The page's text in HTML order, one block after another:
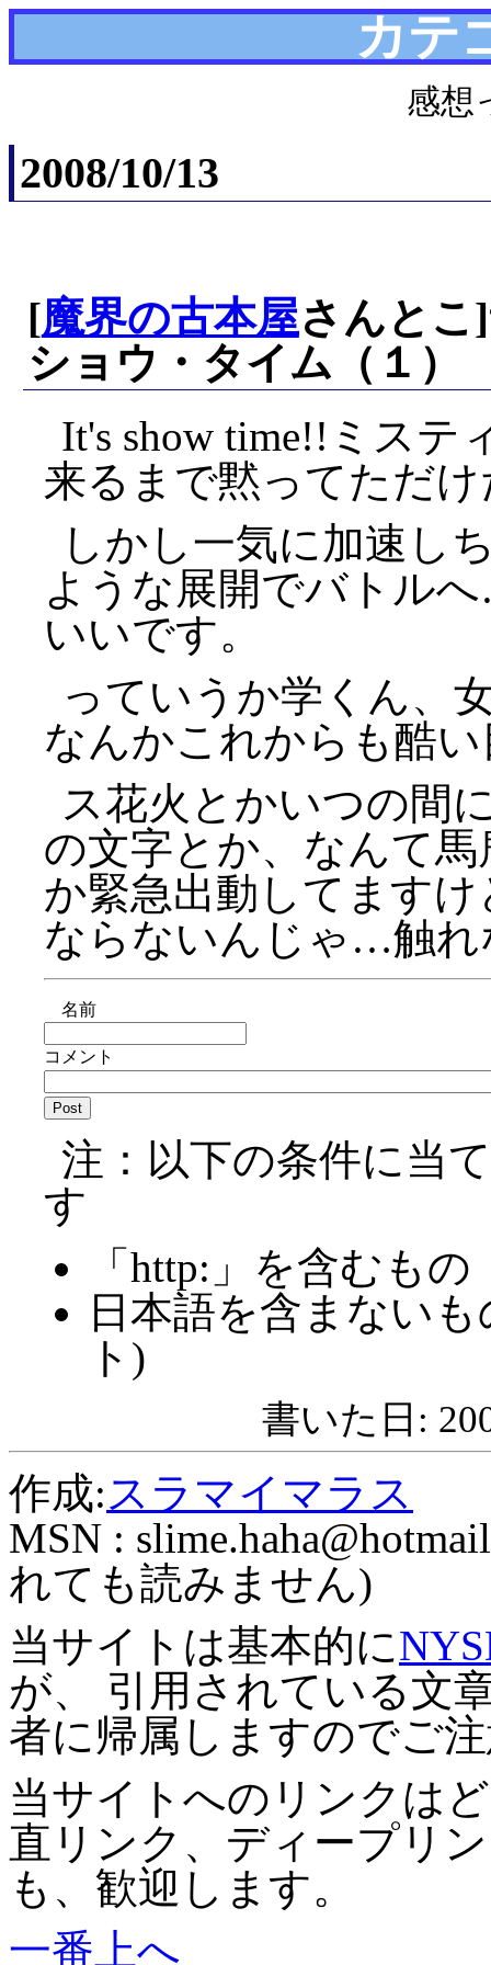
カテ
感想
2008/10/13
[魔界の古本屋さんと
ショウ・タイム（１）
It's show time!!ミステ
来るまで黙ってただ
しかし一気に加速し
ような展開でバトル
いいです。
っていうか学くん、
なんかこれからも酷
ス花火とかいつの間
の文字とか、なんて
か緊急出動してます
ならないんじゃ…触れ
名前
コメント
注：以下の条件に当
す
「http:」を含むもの
日本語を含まない
ト)
書いた日:
作成:スラマイマラス
MSN :
れても読みません)
当サイトは基本的に
が、 引用されている文
者に帰属しますのでご
当サイトへのリンクは
直リンク、ディープリ
も、歓迎します。
一番上へ